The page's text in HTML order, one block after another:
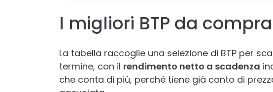
I migliori BTP da
La tabella raccoglie una selezione di BTP per
termine, con il rendimento netto a scadenza
che conta di più, perché tiene già conto di